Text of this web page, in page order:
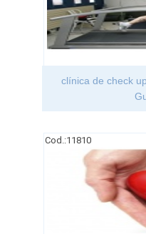
clínica de check
Cod.:11810